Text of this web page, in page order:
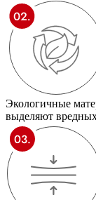
Экологичные
выделяют